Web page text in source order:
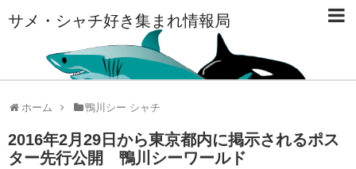
サメ・シャチ好き集まれ情報局
ホーム 鴨川シー シャチ
2016年2月29日から東京都内に掲示されるポス
ター先行公開 鴨川シーワールド